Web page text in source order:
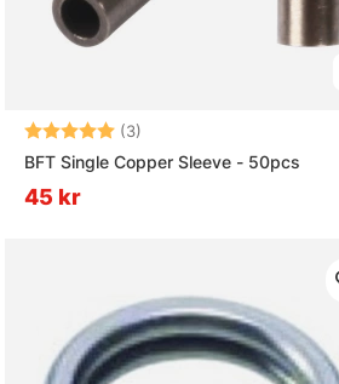
Betyg: (3)
BFT Single Copper Sleeve - 50pcs
45 kr